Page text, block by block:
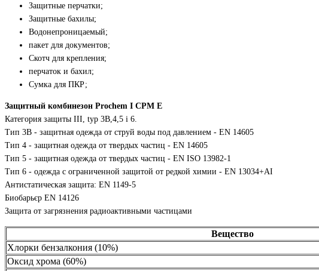
Защитные перчатки;
Защитные бахилы;
Водонепроницаемый;
пакет для документов;
Скотч для крепления;
перчаток и бахил;
Сумка для ПКР;
Защитный комбинезон Prochem I CPM E
Категория защиты III, typ 3B,4,5 і 6.
Тип 3B - защитная одежда от струй воды под давлением - EN 14605
Тип 4 - защитная одежда от твердых частиц - EN 14605
Тип 5 - защитная одежда от твердых частиц - EN ISO 13982-1
Тип 6 - одежда с ограниченной защитой от редкой химии - EN 13034+AI
Антистатическая защита: EN 1149-5
Биобарьєр EN 14126
Защита от загрязнения радиоактивными частицами
Вещество
Хлорки бензалкония (10%)
Оксид хрома (60%)